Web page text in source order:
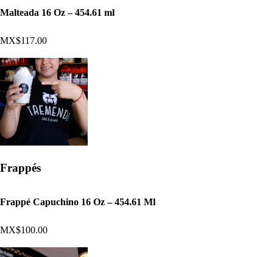
Malteada 16 Oz – 454.61 ml
MX$117.00
Frappés
Frappé Capuchino 16 Oz – 454.61 Ml
MX$100.00